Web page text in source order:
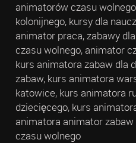
animatorów czasu
kolonijnego, kursy dla
animator praca, zabawy
czasu wolnego, animator
kurs animatora zabaw dla
zabaw, kurs animatora
katowice, kurs animatora
dziecięcego, kurs
animatora animator
czasu wolnego